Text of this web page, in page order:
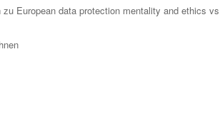
European data protection mentality and ethics